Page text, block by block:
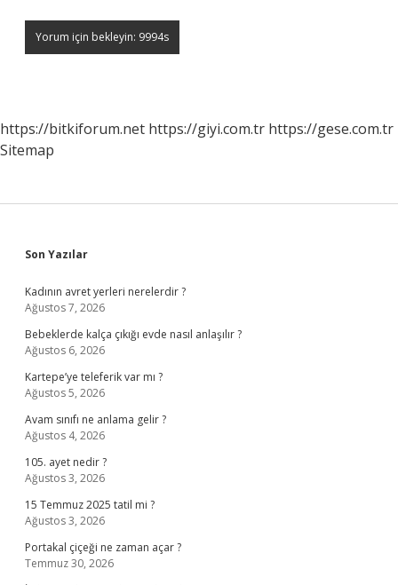
https://bitkiforum.net https://giyi.com.tr https://gese.com.tr
Sitemap
Sidebar
Son Yazılar
Kadının avret yerleri nerelerdir ?
Ağustos 7, 2026
Bebeklerde kalça çıkığı evde nasıl anlaşılır ?
Ağustos 6, 2026
Kartepe’ye teleferik var mı ?
Ağustos 5, 2026
Avam sınıfı ne anlama gelir ?
Ağustos 4, 2026
105. ayet nedir ?
Ağustos 3, 2026
15 Temmuz 2025 tatil mi ?
Ağustos 3, 2026
Portakal çiçeği ne zaman açar ?
Temmuz 30, 2026